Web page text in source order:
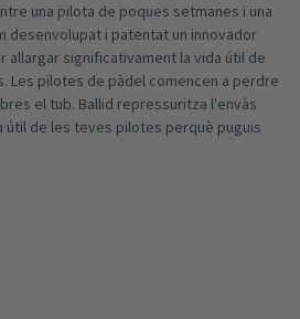
una pilota de poques setmanes i una
desenvolupat i patentat un innovador
allargar significativament la vida útil de
Les pilotes de pàdel comencen a perdre
el tub. Ballid repressuritza l'envàs
útil de les teves pilotes perquè puguis